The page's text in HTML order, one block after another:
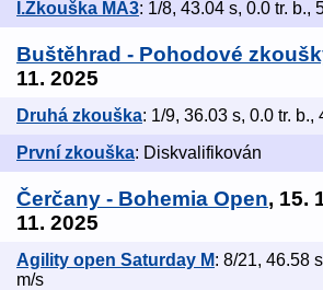
I.Zkouška MA3: 1/8, 43.04 s, 0.0 tr. b.,
Buštěhrad - Pohodové
11. 2025
Druhá zkouška: 1/9, 36.03 s, 0.0 tr. b.,
První zkouška: Diskvalifikován
Čerčany - Bohemia Open, 15.
11. 2025
Agility open Saturday M: 8/21, 46.58
m/s